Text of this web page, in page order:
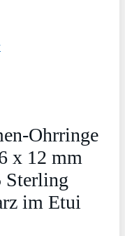
Ohrringe
x 12 mm
Sterling
im Etui